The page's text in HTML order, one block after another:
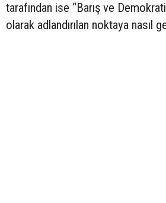
tarafından ise “Barış ve
olarak adlandırılan noktaya nasıl